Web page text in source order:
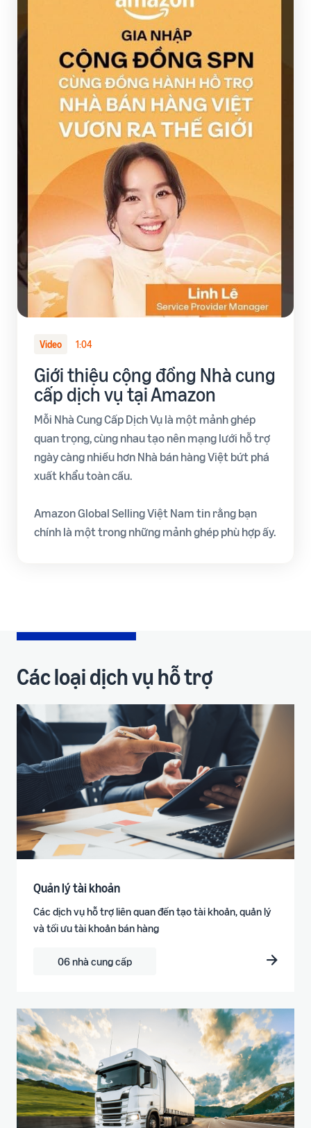
Video 1:04
Giới thiệu cộng đồng Nhà cung
cấp dịch vụ tại Amazon
Mỗi Nhà Cung Cấp Dịch Vụ là một mảnh ghép
quan trọng, cùng nhau tạo nên mạng lưới hỗ trợ
ngày càng nhiều hơn Nhà bán hàng Việt bứt phá
xuất khẩu toàn cầu.
Amazon Global Selling Việt Nam tin rằng bạn
chính là một trong những mảnh ghép phù hợp ấy.
Các loại dịch vụ hỗ trợ
Quản lý tài khoản
Các dịch vụ hỗ trợ liên quan đến tạo tài khoản, quản lý
và tối ưu tài khoản bán hàng
06 nhà cung cấp